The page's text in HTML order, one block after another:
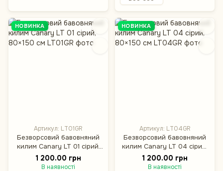
НОВИНКА
Артикул: LT01GR
Безворсовий бавовняний
килим Canary LT 01 сірий,
80×150 см
1 200.00 грн
В наявності
НОВИНКА
Артикул: LT04GR
Безворсовий бавовняний
килим Canary LT 04 сірий,
80×150 см
1 200.00 грн
В наявності